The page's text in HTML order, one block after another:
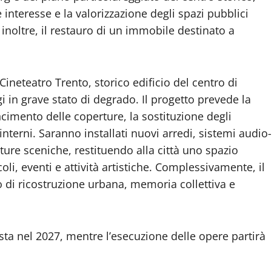
e la valorizzazione degli spazi pubblici
il restauro di un immobile destinato a
Trento, storico edificio del centro di
in grave stato di degrado. Il progetto prevede la
delle coperture, la sostituzione degli
Saranno installati nuovi arredi, sistemi audio-
sceniche, restituendo alla città uno spazio
eventi e attività artistiche. Complessivamente, il
ricostruzione urbana, memoria collettiva e
nel 2027, mentre l’esecuzione delle opere partirà